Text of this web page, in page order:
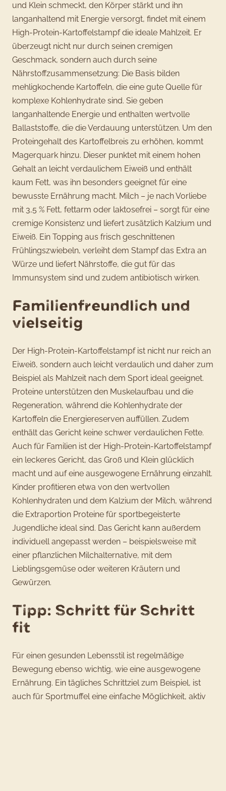
und Klein schmeckt, den Körper stärkt und ihn
langanhaltend mit Energie versorgt, findet mit einem
High-Protein-Kartoffelstampf die ideale Mahlzeit. Er
überzeugt nicht nur durch seinen cremigen
Geschmack, sondern auch durch seine
Nährstoffzusammensetzung: Die Basis bilden
mehligkochende Kartoffeln, die eine gute Quelle für
komplexe Kohlenhydrate sind. Sie geben
langanhaltende Energie und enthalten wertvolle
Ballaststoffe, die die Verdauung unterstützen. Um den
Proteingehalt des Kartoffelbreis zu erhöhen, kommt
Magerquark hinzu. Dieser punktet mit einem hohen
Gehalt an leicht verdaulichem Eiweiß und enthält
kaum Fett, was ihn besonders geeignet für eine
bewusste Ernährung macht. Milch – je nach Vorliebe
mit 3,5 % Fett, fettarm oder laktosefrei – sorgt für eine
cremige Konsistenz und liefert zusätzlich Kalzium und
Eiweiß. Ein Topping aus frisch geschnittenen
Frühlingszwiebeln, verleiht dem Stampf das Extra an
Würze und liefert Nährstoffe, die gut für das
Immunsystem sind und zudem antibiotisch wirken.
Familienfreundlich und
vielseitig
Der High-Protein-Kartoffelstampf ist nicht nur reich an
Eiweiß, sondern auch leicht verdaulich und daher zum
Beispiel als Mahlzeit nach dem Sport ideal geeignet.
Proteine unterstützen den Muskelaufbau und die
Regeneration, während die Kohlenhydrate der
Kartoffeln die Energiereserven auffüllen. Zudem
enthält das Gericht keine schwer verdaulichen Fette.
Auch für Familien ist der High-Protein-Kartoffelstampf
ein leckeres Gericht, das Groß und Klein glücklich
macht und auf eine ausgewogene Ernährung einzahlt.
Kinder profitieren etwa von den wertvollen
Kohlenhydraten und dem Kalzium der Milch, während
die Extraportion Proteine für sportbegeisterte
Jugendliche ideal sind. Das Gericht kann außerdem
individuell angepasst werden – beispielsweise mit
einer pflanzlichen Milchalternative, mit dem
Lieblingsgemüse oder weiteren Kräutern und
Gewürzen.
Tipp: Schritt für Schritt
fit
Für einen gesunden Lebensstil ist regelmäßige
Bewegung ebenso wichtig, wie eine ausgewogene
Ernährung. Ein tägliches Schrittziel zum Beispiel, ist
auch für Sportmuffel eine einfache Möglichkeit, aktiv